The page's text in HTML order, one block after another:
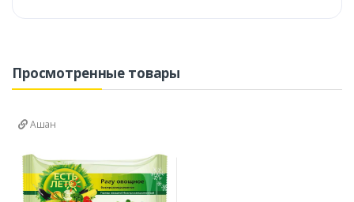
Просмотренные товары
Ашан